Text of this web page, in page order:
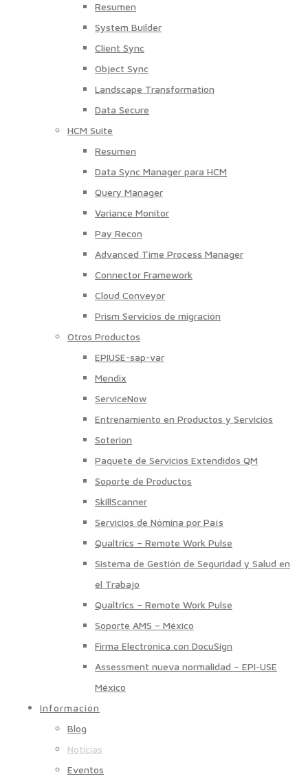
Resumen
System Builder
Client Sync
Object Sync
Landscape Transformation
Data Secure
HCM Suite
Resumen
Data Sync Manager para HCM
Query Manager
Variance Monitor
Pay Recon
Advanced Time Process Manager
Connector Framework
Cloud Conveyor
Prism Servicios de migración
Otros Productos
EPIUSE-sap-var
Mendix
ServiceNow
Entrenamiento en Productos y Servicios
Soterion
Paquete de Servicios Extendidos QM
Soporte de Productos
SkillScanner
Servicios de Nómina por País
Qualtrics – Remote Work Pulse
Sistema de Gestión de Seguridad y Salud en
el Trabajo
Qualtrics – Remote Work Pulse
Soporte AMS – México
Firma Electrónica con DocuSign
Assessment nueva normalidad – EPI-USE
México
Información
Blog
Noticias
Eventos